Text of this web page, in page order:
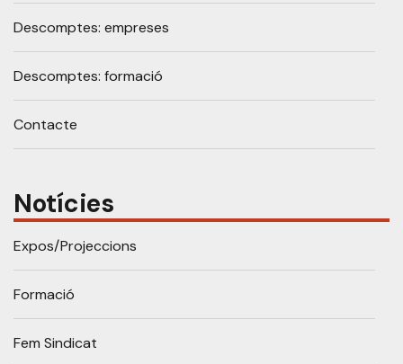
Descomptes: empreses
Descomptes: formació
Contacte
Notícies
Expos/Projeccions
Formació
Fem Sindicat